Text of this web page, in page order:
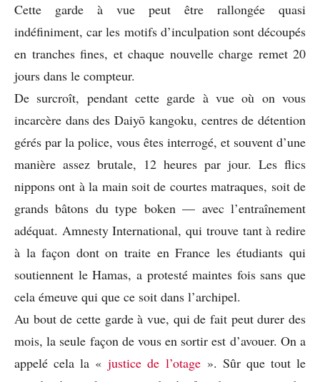
Cette garde à vue peut être rallongée quasi
indéfiniment, car les motifs d’inculpation sont découpés
en tranches fines, et chaque nouvelle charge remet 20
jours dans le compteur.
De surcroît, pendant cette garde à vue où on vous
incarcère dans des Daiyō kangoku, centres de détention
gérés par la police, vous êtes interrogé, et souvent d’une
manière assez brutale, 12 heures par jour. Les flics
nippons ont à la main soit de courtes matraques, soit de
grands bâtons du type boken — avec l’entraînement
adéquat. Amnesty International, qui trouve tant à redire
à la façon dont on traite en France les étudiants qui
soutiennent le Hamas, a protesté maintes fois sans que
cela émeuve qui que ce soit dans l’archipel.
Au bout de cette garde à vue, qui de fait peut durer des
mois, la seule façon de vous en sortir est d’avouer. On a
appelé cela la «justice de l’otage ». Sûr que tout le